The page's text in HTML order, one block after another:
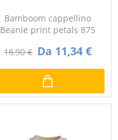
Bamboom cappellino
Beanie print petals 875
18,90 € Da 11,34 €